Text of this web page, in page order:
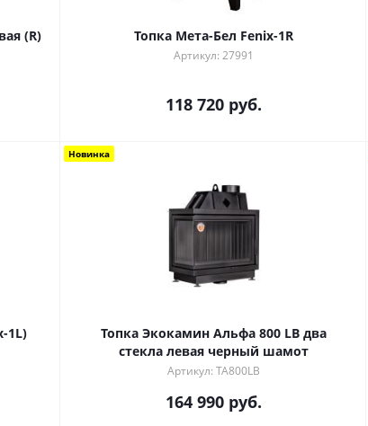
(R) Топка Мета-Бел Fenix-1R
Артикул: 27991
118 720руб.
1L)
Новинка
Топка Экокамин Альфа 800 LB два
стекла левая черный шамот
Артикул: TA800LB
164 990руб.